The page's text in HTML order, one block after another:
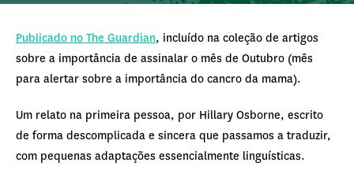
Publicado no The Guardian, incluído na coleção de artigos
sobre a importância de assinalar o mês de Outubro (mês
para alertar sobre a importância do cancro da mama).
Um relato na primeira pessoa, por Hillary Osborne, escrito
de forma descomplicada e sincera que passamos a traduzir,
com pequenas adaptações essencialmente linguísticas.